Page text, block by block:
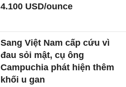
4.100 USD/ounce
Sang Việt Nam cấp cứu vì
đau sỏi mật, cụ ông
Campuchia phát hiện thêm
khối u gan